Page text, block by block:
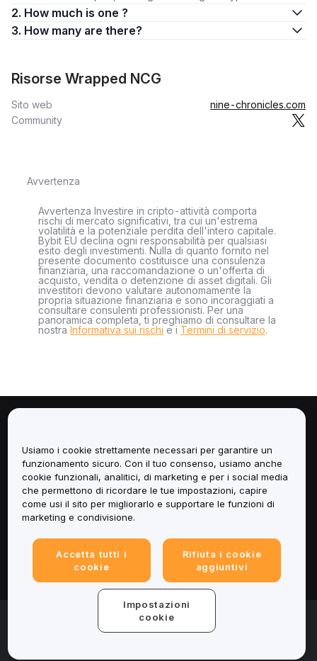
2. How much is one ?
3. How many are there?
Risorse Wrapped NCG
Sito web
nine-chronicles.com
Community
Avvertenza
Avvertenza Investire in cripto-attività comporta
rischi di mercato significativi, tra cui un'estrema
volatilità e la potenziale perdita dell'intero capitale.
Bybit EU declina ogni responsabilità per qualsiasi
esito degli investimenti. Nulla di quanto fornito nel
presente documento costituisce una consulenza
finanziaria, una raccomandazione o un'offerta di
acquisto, vendita o detenzione di asset digitali. Gli
investitori devono valutare autonomamente la
propria situazione finanziaria e sono incoraggiati a
consultare consulenti professionisti. Per una
panoramica completa, ti preghiamo di consultare la
nostra Informativa sui rischi e i Termini di servizio.
Servizi
Assistenza
Informazioni legali
© 2025-2026 Bybit.eu. Tutti i diritti riservati.
Usiamo i cookie strettamente necessari per garantire un
funzionamento sicuro. Con il tuo consenso, usiamo anche
cookie funzionali, analitici, di marketing e per i social media
che permettono di ricordare le tue impostazioni, capire
come usi il sito per migliorarlo e supportare le funzioni di
marketing e condivisione.
Accetta tutti i
cookie
Rifiuta i cookie
aggiuntivi
Impostazioni
cookie